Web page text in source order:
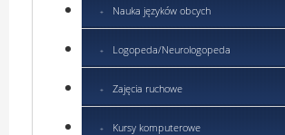
Nauka języków obcych
Logopeda/Neurologopeda
Zajęcia ruchowe
Kursy komputerowe